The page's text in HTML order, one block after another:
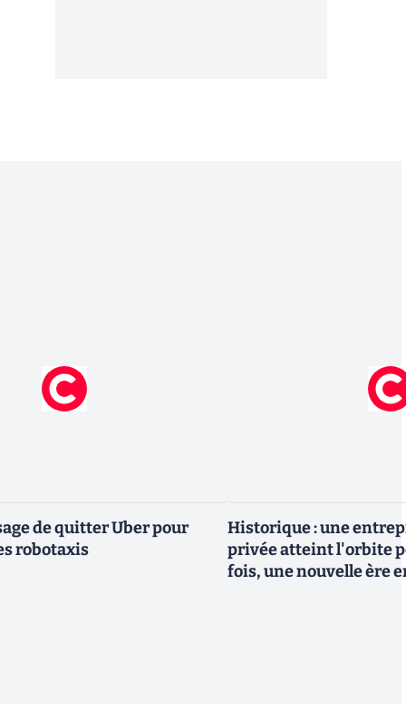
de quitter Uber pour
robotaxis
Historique : une
privée atteint l'orbite
fois, une nouvelle ère